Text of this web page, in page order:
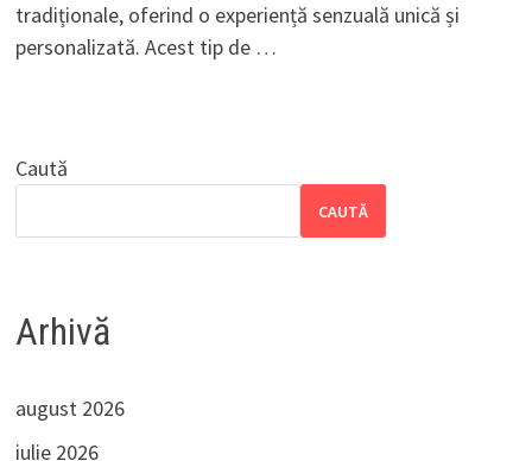
tradiționale, oferind o experiență senzuală unică și
personalizată. Acest tip de …
Caută
CAUTĂ
Arhivă
august 2026
iulie 2026